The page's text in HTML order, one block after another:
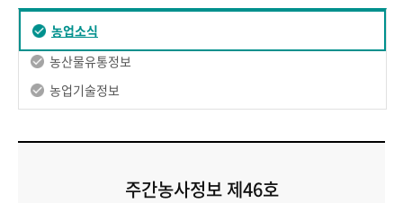
농업소식
농산물유통정보
농업기술정보
주간농사정보 제46호